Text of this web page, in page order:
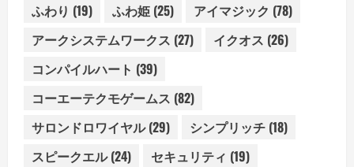
ふわり (19) ふわ姫 (25) アイマジック (78)
アークシステムワークス (27) イクオス (26)
コンパイルハート (39)
コーエーテクモゲームス (82)
サロンドロワイヤル(29) シンプリッチ (18)
スピークエル(24) セキュリティ (19)